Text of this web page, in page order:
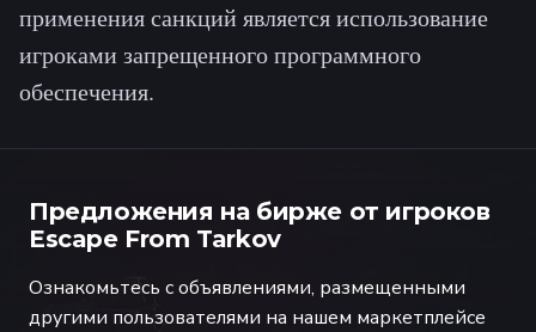
применения санкций является использование
игроками запрещенного программного
обеспечения.
Предложения на бирже от игроков
Escape From Tarkov
Ознакомьтесь с объявлениями, размещенными
другими пользователями на нашем маркетплейсе